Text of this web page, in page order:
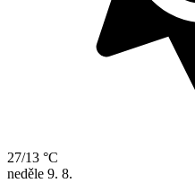
27/13 °C
neděle 9. 8.